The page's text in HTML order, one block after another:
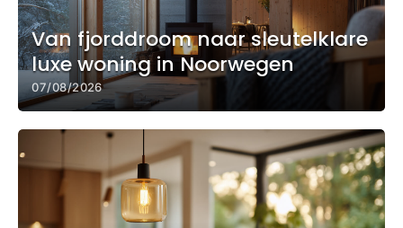
Van fjorddroom naar sleutelklare
luxe woning in Noorwegen
07/08/2026